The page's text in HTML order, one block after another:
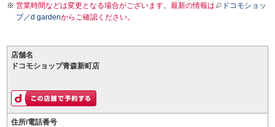
営業時間などは変更となる場合がございます。最新の情報は
ドコモショッ
プ／d gardenからご確認ください。
店舗名
ドコモショップ青森新町店
住所/電話番号